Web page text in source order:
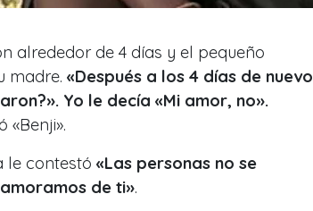
alrededor de 4 días y el pequeño
madre. «Después a los 4 días de nuevo
Yo le decía «Mi amor, no».
«Benji».
le contestó «Las personas no se
de ti».